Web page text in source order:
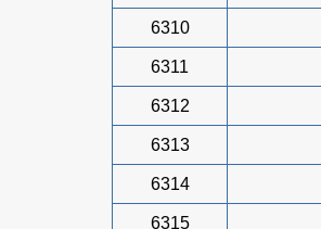
6310
6311
6312
6313
6314
6315